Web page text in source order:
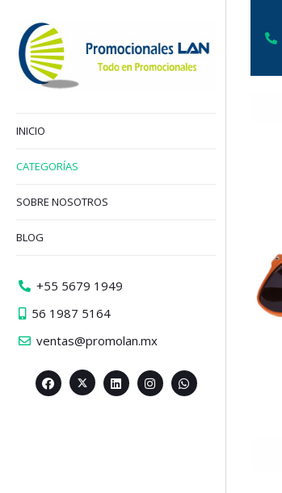
INICIO
CATEGORÍAS
SOBRE NOSOTROS
BLOG
+55 5679 1949
56 1987 5164
ventas@promolan.mx